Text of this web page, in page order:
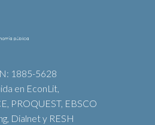
1885-5628
en EconLit,
PROQUEST, EBSCO
Dialnet y RESH